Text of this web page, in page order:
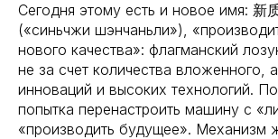
Сегодня этому есть и новое имя: 新
(«синьчжи шэнчаньли»),
нового качества»: флагманский
не за счет количества вложенного,
инноваций и высоких технологий.
попытка перенастроить машину с
«производить будущее». Механизм